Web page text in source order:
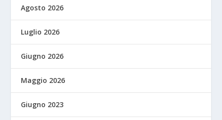
Agosto 2026
Luglio 2026
Giugno 2026
Maggio 2026
Giugno 2023